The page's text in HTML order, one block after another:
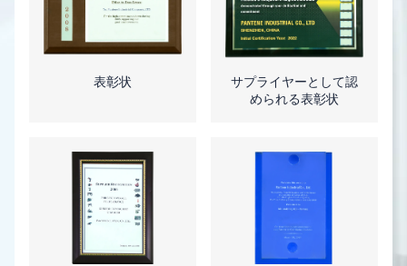
表彰状
サプライヤーとして認
められる表彰状